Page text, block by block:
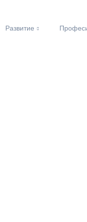
Развитие